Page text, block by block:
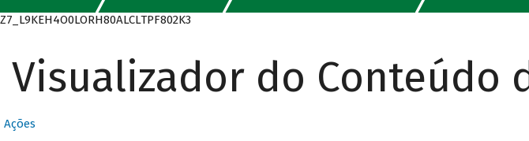
Z7_L9KEH4O0LORH80ALCLTPF802K3
Visualizador do Conteúdo
Ações